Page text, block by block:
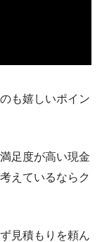
も嬉しいポイン
足度が高い現金
えているならク
見積もりを頼ん